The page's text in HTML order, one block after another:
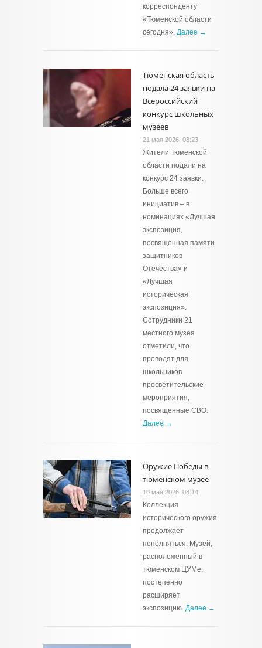
корреспонденту
«Тюменской области
сегодня». Далее →
Тюменская область
подала 24 заявки на
Всероссийский
конкурс школьных
музеев
21 мая 2026, 08:23
Жители Тюменской
области подали на
конкурс 24 заявки.
Больше всего
инициатив – в
номинациях «Лучшая
экспозиция,
посвященная памяти
защитников
Отечества» и
«Лучшая
историческая
экспозиция».
Сотрудники 21
местного музея
отметили, что
проводят для
школьников
просветительские
мероприятия,
посвященные СВО.
Далее →
Оружие Победы в
тюменском музее
10 мая 2026, 08:14
Коллекция
исторического оружия
продолжает
пополняться. Музей,
расположенный в
тюменском ЦУМе,
постепенно
расширяет
экспозицию. Далее →